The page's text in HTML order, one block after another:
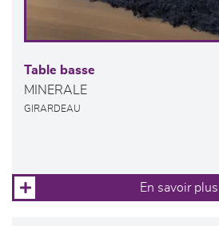
Table basse
MINERALE
GIRARDEAU
En savoir plus